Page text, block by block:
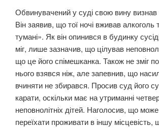
Обвинувачений у суді свою вину визнав
Він заявив, що тої ночі вживав алкоголь
тумані». Як він опинився в будинку
міг, лише зазначив, що цілував
що це його спімешканка. Також не зміг
нього взявся ніж, але запевнив, що
вчиняти не збирався. Просив суд його
карати, оскільки має на утриманні
неповнолітніх дітей. Наголосив, що може
переїхати проживати в іншу місцевість,